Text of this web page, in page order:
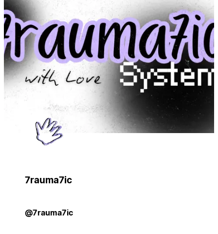
7rauma7ic
@7rauma7ic